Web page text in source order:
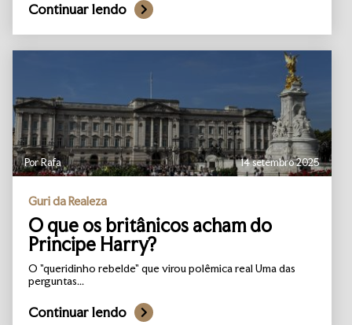
Continuar lendo
Por Rafa 14 setembro 2025
Guri da Realeza
O que os britânicos acham do
Principe Harry?
O "queridinho rebelde" que virou polêmica real Uma das
perguntas...
Continuar lendo